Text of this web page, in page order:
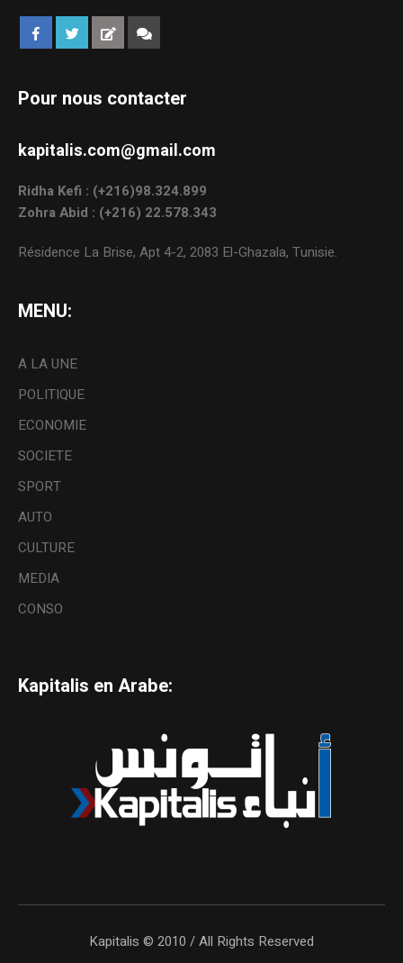
Pour nous contacter
kapitalis.com@gmail.com
Ridha Kefi : (+216)98.324.899
Zohra Abid : (+216) 22.578.343
Résidence La Brise, Apt 4-2, 2083 El-Ghazala, Tunisie.
MENU:
A LA UNE
POLITIQUE
ECONOMIE
SOCIETE
SPORT
AUTO
CULTURE
MEDIA
CONSO
Kapitalis en Arabe:
Kapitalis © 2010 / All Rights Reserved